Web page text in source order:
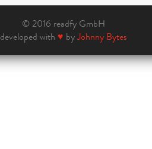
© 2016 readfy GmbH
developed with ♥ byJohnny Bytes